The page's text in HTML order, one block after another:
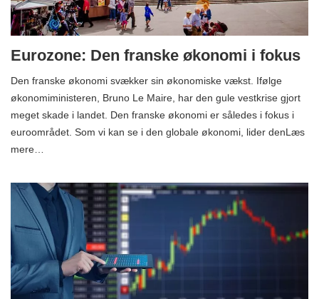
Eurozone: Den franske økonomi i fokus
Den franske økonomi svækker sin økonomiske vækst. Ifølge
økonomiministeren, Bruno Le Maire, har den gule vestkrise gjort
meget skade i landet. Den franske økonomi er således i fokus i
euroområdet. Som vi kan se i den globale økonomi, lider denLæs
mere…